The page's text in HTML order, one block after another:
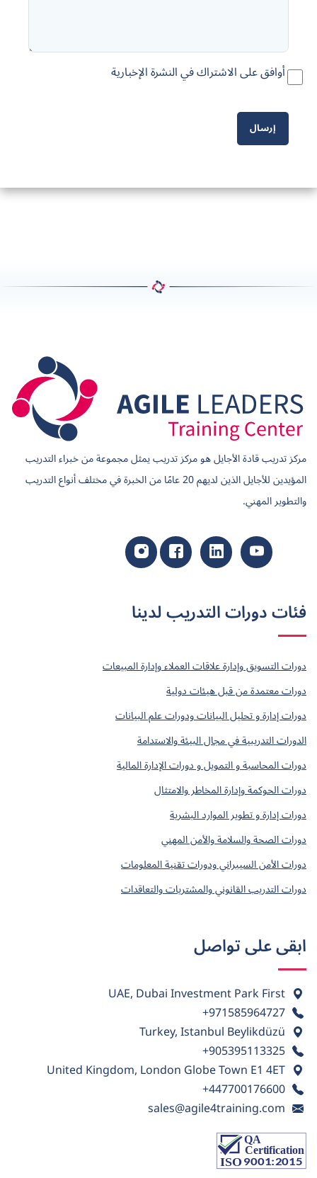
أوافق على الاشتراك في النشرة الإخبارية
مركز تدريب قادة الأجايل هو مركز تدريب يمثل مجموعة من خبراء التدريب
المؤيدين للأجايل الذين لديهم 20 عامًا من الخبرة في مختلف أنواع التدريب
والتطوير المهني.
فئات دورات التدريب لدينا
دورات التسويق وإدارة علاقات العملاء وإدارة المبيعات
دورات معتمدة من قبل هيئات دولية
دورات إدارة و تحليل البيانات ودورات علم البيانات
الدورات التدريبية في مجال البيئة والاستدامة
دورات المحاسبة و التمويل و دورات الإدارة المالية
دورات الحوكمة وإدارة المخاطر والامتثال
دورات إدارة و تطوير الموارد البشرية
دورات الصحة والسلامة والأمن المهني
دورات الأمن السيبراني ودورات تقنية المعلومات
دورات التدريب القانوني والمشتريات والتعاقدات
ابقى على تواصل
UAE, Dubai Investment Park First
+971585964727
Turkey, Istanbul Beylikdüzü
+905395113325
United Kingdom, London Globe Town E1 4ET
+447700176600
sales@agile4training.com